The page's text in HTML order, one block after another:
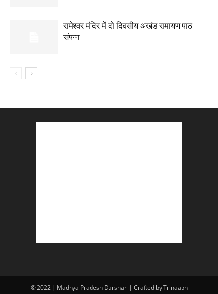
रामेश्वर मंदिर में दो दिवसीय अखंड रामायण पाठ
संपन्न
© 2022 | Madhya Pradesh Darshan | Crafted by Trinaabh